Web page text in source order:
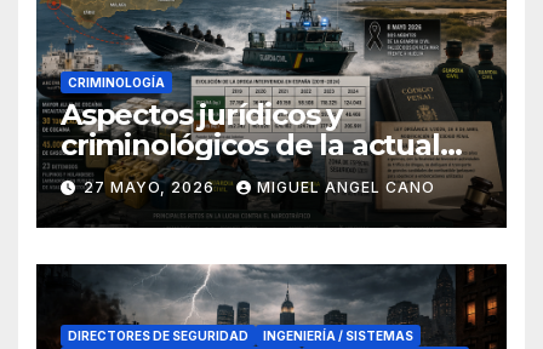
CRIMINOLOGÍA
Aspectos jurídicos y
criminológicos de la actual
lucha contra el narcotráfico
en el sur de España
27 MAYO, 2026 MIGUEL ANGEL CANO
DIRECTORES DE SEGURIDAD
INGENIERÍA / SISTEMAS